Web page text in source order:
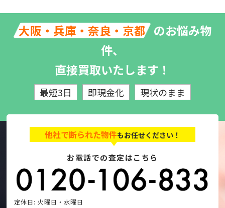
大阪・兵庫・奈良・京都 のお悩み物
件、
直接買取いたします！
最短3日 即現金化 現状のまま
他社で断られた物件もお任せください！
お電話での査定はこちら
定休日: 火曜日・水曜日